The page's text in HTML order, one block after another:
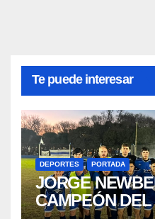
Te puede interesar
DEPORTES PORTADA
JORGE
CAMPEÓN